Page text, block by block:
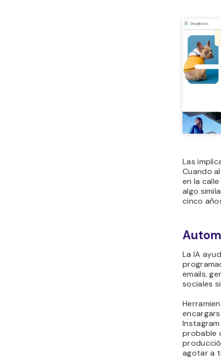
Las
Cuando
en la
algo
cinco
La IA
emails,
sociales
probable
agotar a